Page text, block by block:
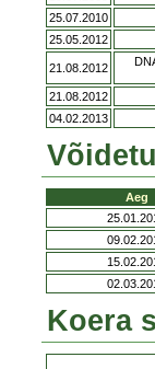
25.07.2010
25.05.2012
21.08.2012
21.08.2012
04.02.2013
Aeg
Koera